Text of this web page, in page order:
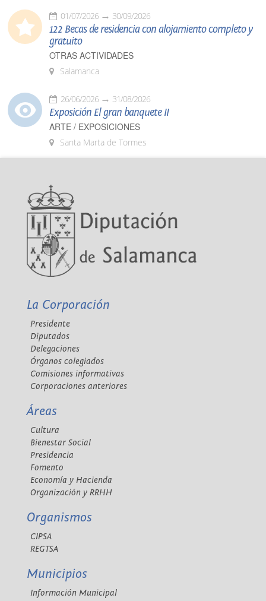
01/07/2026 30/09/2026
122 Becas de residencia con alojamiento completo y
gratuito
OTRAS ACTIVIDADES
Salamanca
26/06/2026 31/08/2026
Exposición El gran banquete II
ARTE / EXPOSICIONES
Santa Marta de Tormes
La Corporación
Presidente
Diputados
Delegaciones
Órganos colegiados
Comisiones informativas
Corporaciones anteriores
Áreas
Cultura
Bienestar Social
Presidencia
Fomento
Economía y Hacienda
Organización y RRHH
Organismos
CIPSA
REGTSA
Municipios
Información Municipal